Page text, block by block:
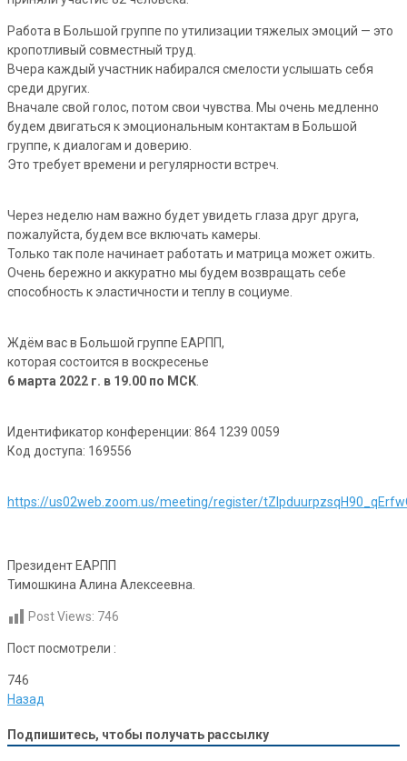
Работа в Большой группе по утилизации тяжелых эмоций — это
кропотливый совместный труд.
Вчера каждый участник набирался смелости услышать себя
среди других.
Вначале свой голос, потом свои чувства. Мы очень медленно
будем двигаться к эмоциональным контактам в Большой
группе, к диалогам и доверию.
Это требует времени и регулярности встреч.
Через неделю нам важно будет увидеть глаза друг друга,
пожалуйста, будем все включать камеры.
Только так поле начинает работать и матрица может ожить.
Очень бережно и аккуратно мы будем возвращать себе
способность к эластичности и теплу в социуме.
Ждём вас в Большой группе ЕАРПП,
которая состоится в воскресенье
6 марта 2022 г. в 19.00 по МСК
Идентификатор конференции: 864 1239 0059
Код доступа: 169556
https://us02web.zoom.us/meeting/register/
Президент ЕАРПП
Тимошкина Алина Алексеевна.
Post Views: 746
Пост посмотрели :
746
Назад
Подпишитесь, чтобы получать рассылку